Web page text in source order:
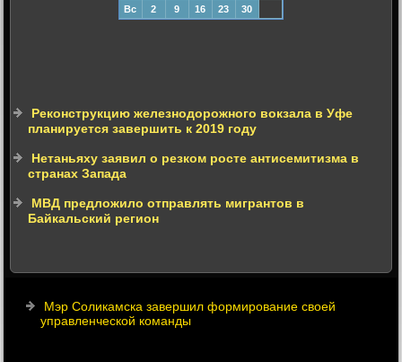
Вс
2 9 16 23 30
Реконструкцию железнодорожного вокзала в Уфе
планируется завершить к 2019 году
Нетаньяху заявил о резком росте антисемитизма в
странах Запада
МВД предложило отправлять мигрантов в
Байкальский регион
Мэр Соликамска завершил формирование своей
управленческой команды